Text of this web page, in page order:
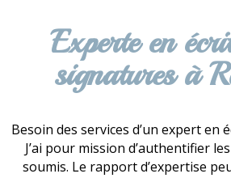
Experte en
signatures à
Besoin des services d’un expert en
J’ai pour mission d’authentifier
soumis. Le rapport d’expertise